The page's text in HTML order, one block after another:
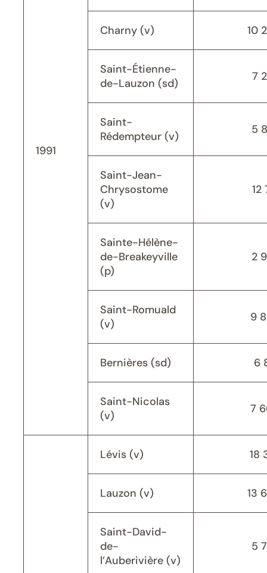
1991
Charny (v) 10
Saint-Étienne-
de-Lauzon (sd)
7
Saint-
Rédempteur (v)
5
Saint-Jean-
Chrysostome
(v)
12
Sainte-Hélène-
de-Breakeyville
(p)
2
Saint-Romuald
(v)
9
Bernières (sd) 6
Saint-Nicolas
(v)
7
Lévis (v) 18
Lauzon (v) 13
Saint-David-
de-
l’Auberivière (v)
5